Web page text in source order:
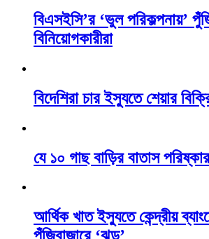
বিএসইসি’র ‘ভুল পরিকল্পনায়’
বিনিয়োগকারীরা
বিদেশিরা চার ইস্যুতে শেয়ার
যে ১০ গাছ বাড়ির বাতাস
আর্থিক খাত ইস্যুতে কেন্দ্রীয়